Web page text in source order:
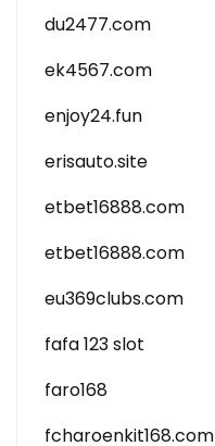
du2477.com
ek4567.com
enjoy24.fun
erisauto.site
etbet16888.com
etbet16888.com
eu369clubs.com
fafa 123 slot
faro168
fcharoenkit168.com